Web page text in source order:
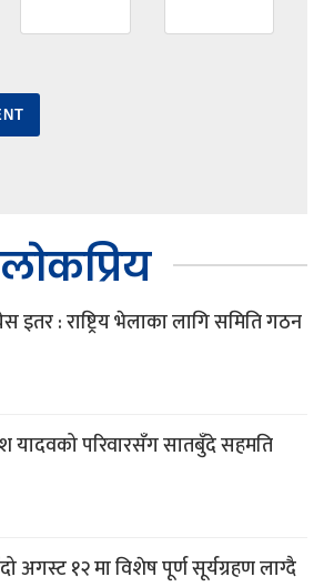
लोकप्रिय
इतर : राष्ट्रिय भेलाका लागि समिति गठन
यादवको परिवारसँग सातबुँदे सहमति
अगस्ट १२ मा विशेष पूर्ण सूर्यग्रहण लाग्दै